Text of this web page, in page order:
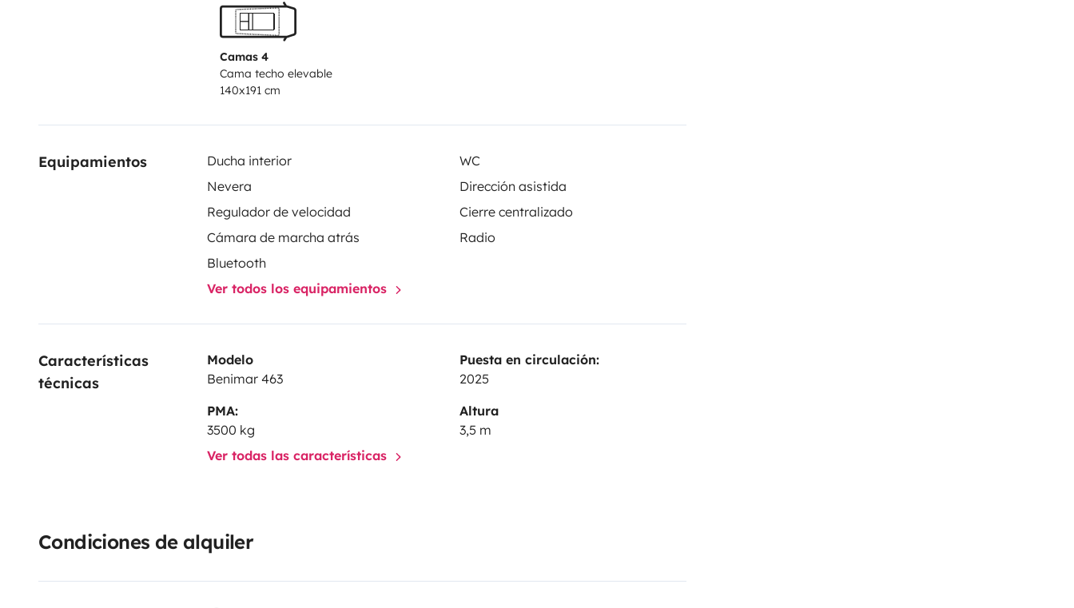
Camas 4
Cama techo elevable
140x191 cm
Equipamientos Ducha interior
WC
Nevera
Dirección asistida
Regulador de velocidad
Cierre centralizado
Cámara de marcha atrás
Radio
Bluetooth
Ver todos los equipamientos
Características
técnicas
Modelo
Benimar 463
Puesta en circulación:
2025
PMA:
3500 kg
Altura
3,5 m
Ver todas las características
Condiciones de alquiler